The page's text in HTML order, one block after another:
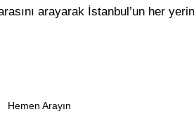
arayarak İstanbul’un her
Hemen Arayın